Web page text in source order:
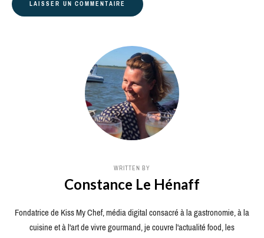
WRITTEN BY
Constance Le Hénaff
Fondatrice de Kiss My Chef, média digital consacré à la gastronomie, à la
cuisine et à l'art de vivre gourmand, je couvre l'actualité food, les